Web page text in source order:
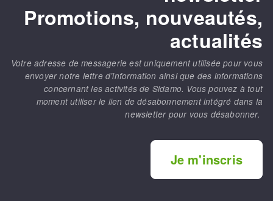
Promotions, nouveautés,
actualités
Votre adresse de messagerie est uniquement utilisée pour vous
envoyer notre lettre d’information ainsi que des informations
concernant les activités de Sidamo. Vous pouvez à tout
moment utiliser le lien de désabonnement intégré dans la
newsletter pour vous désabonner.
Je m'inscris